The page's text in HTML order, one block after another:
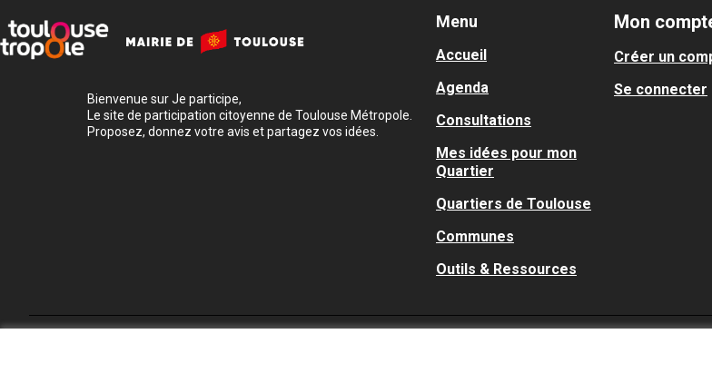
Bienvenue sur Je participe,
Le site de participation citoyenne de Toulouse Métropole.
Proposez, donnez votre avis et partagez vos idées.
Menu
Accueil
Agenda
Consultations
Mes idées pour mon
Quartier
Quartiers de Toulouse
Communes
Outils & Ressources
Mon
Créer un
Se connecter